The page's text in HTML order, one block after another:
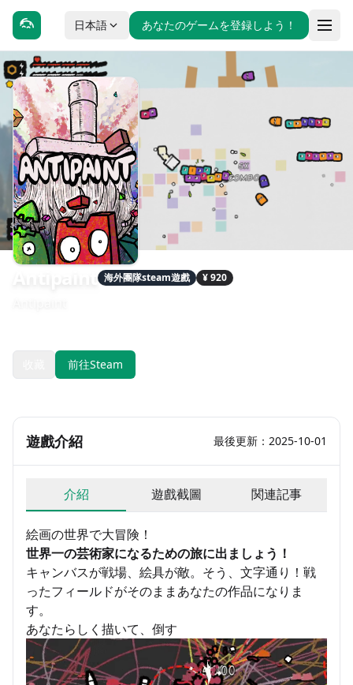
日本語 あなたのゲームを登録しよう！
海外團隊steam遊戲 ¥ 920
前往Steam
遊戲介紹 最後更新：2025-10-01
介紹 遊戲截圖 関連記事
絵画の世界で大冒険！
世界一の芸術家になるための旅に出ましょう！
キャンバスが戦場、絵具が敵。そう、文字通り！戦
ったフィールドがそのままあなたの作品になりま
す。
あなたらしく描いて、倒す